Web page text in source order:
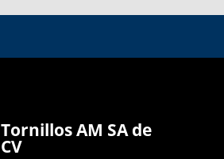
Tornillos AM SA de
CV